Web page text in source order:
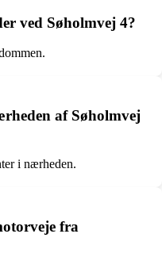
ved Søholmvej 4?
af Søholmvej
i nærheden.
fra